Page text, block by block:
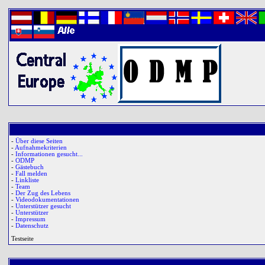
- Über diese Seiten
- Aufnahmekriterien
- Informationen gesucht...
- ODMP
- Gästebuch
- Fall melden
- Linkliste
- Team
- Der Zug des Lebens
- Videodokumentationen
- Unterstützer gesucht
- Unterstützer
- Impressum
- Datenschutz
Testseite